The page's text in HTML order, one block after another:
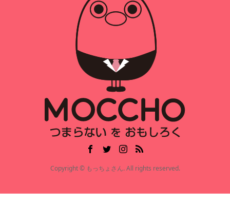
Copyright © もっちょさん. All rights reserved.